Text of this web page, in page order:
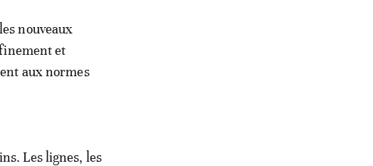
nouveaux
et
aux normes
Les lignes, les